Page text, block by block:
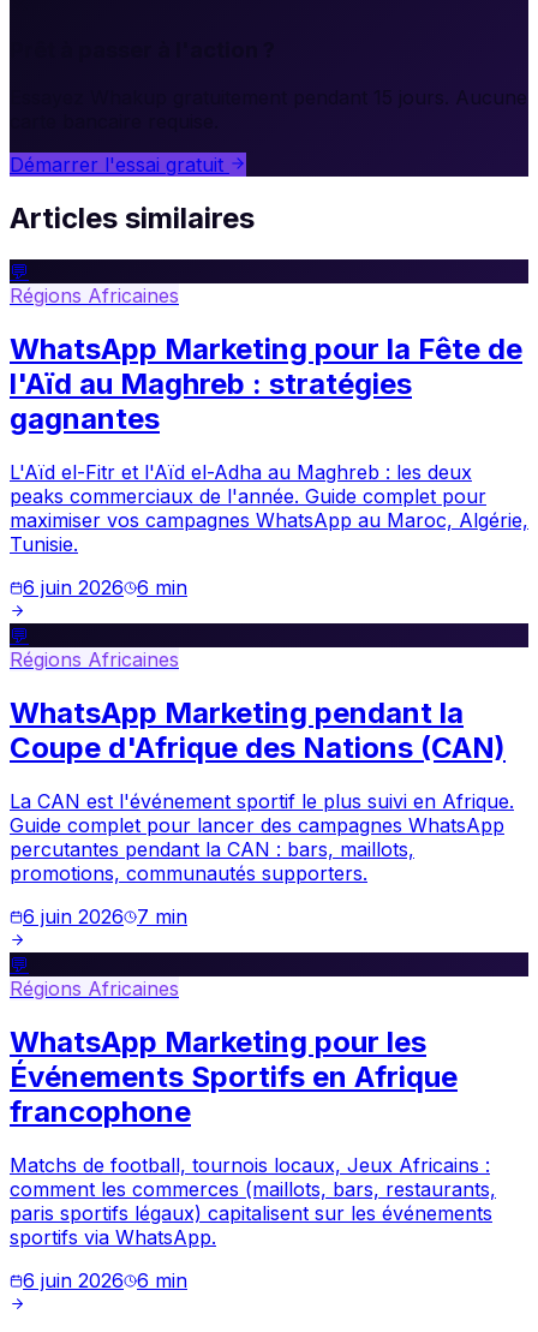
Essayez Whakup gratuitement pendant 15 jours. Aucune
Démarrer l'essai gratuit
Articles similaires
💬
Régions Africaines
WhatsApp Marketing pour la Fête de
l'Aïd au Maghreb : stratégies
gagnantes
L'Aïd el-Fitr et l'Aïd el-Adha au Maghreb : les deux
peaks commerciaux de l'année. Guide complet pour
maximiser vos campagnes WhatsApp au Maroc, Algérie,
Tunisie.
6 juin 2026 6 min
💬
Régions Africaines
WhatsApp Marketing pendant la
Coupe d'Afrique des Nations (CAN)
La CAN est l'événement sportif le plus suivi en Afrique.
Guide complet pour lancer des campagnes WhatsApp
percutantes pendant la CAN : bars, maillots,
promotions, communautés supporters.
6 juin 2026
7 min
💬
Régions Africaines
WhatsApp Marketing pour les
Événements Sportifs en Afrique
francophone
Matchs de football, tournois locaux, Jeux Africains :
comment les commerces (maillots, bars, restaurants,
paris sportifs légaux) capitalisent sur les événements
sportifs via WhatsApp.
6 juin 2026 6 min